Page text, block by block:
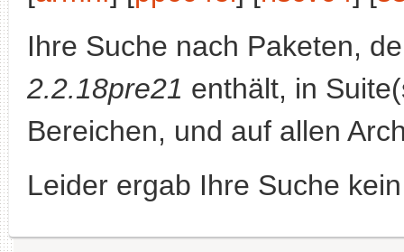
Ihre Suche nach Paketen,
2.2.18pre21 enthält, in
Bereichen, und auf allen
Leider ergab Ihre Suche